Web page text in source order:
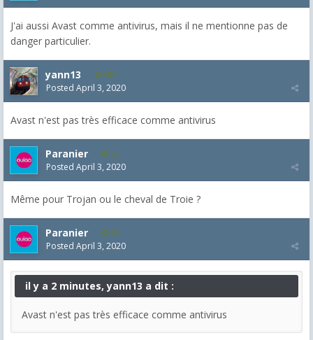
J'ai aussi Avast comme antivirus, mais il ne mentionne pas de
danger particulier.
yann13 950
Posted April 3, 2020
Avast n'est pas très efficace comme antivirus
Paranier 55
Posted April 3, 2020
Même pour Trojan ou le cheval de Troie ?
Paranier 55
Posted April 3, 2020
il y a 2 minutes, yann13 a dit :
Avast n'est pas très efficace comme antivirus